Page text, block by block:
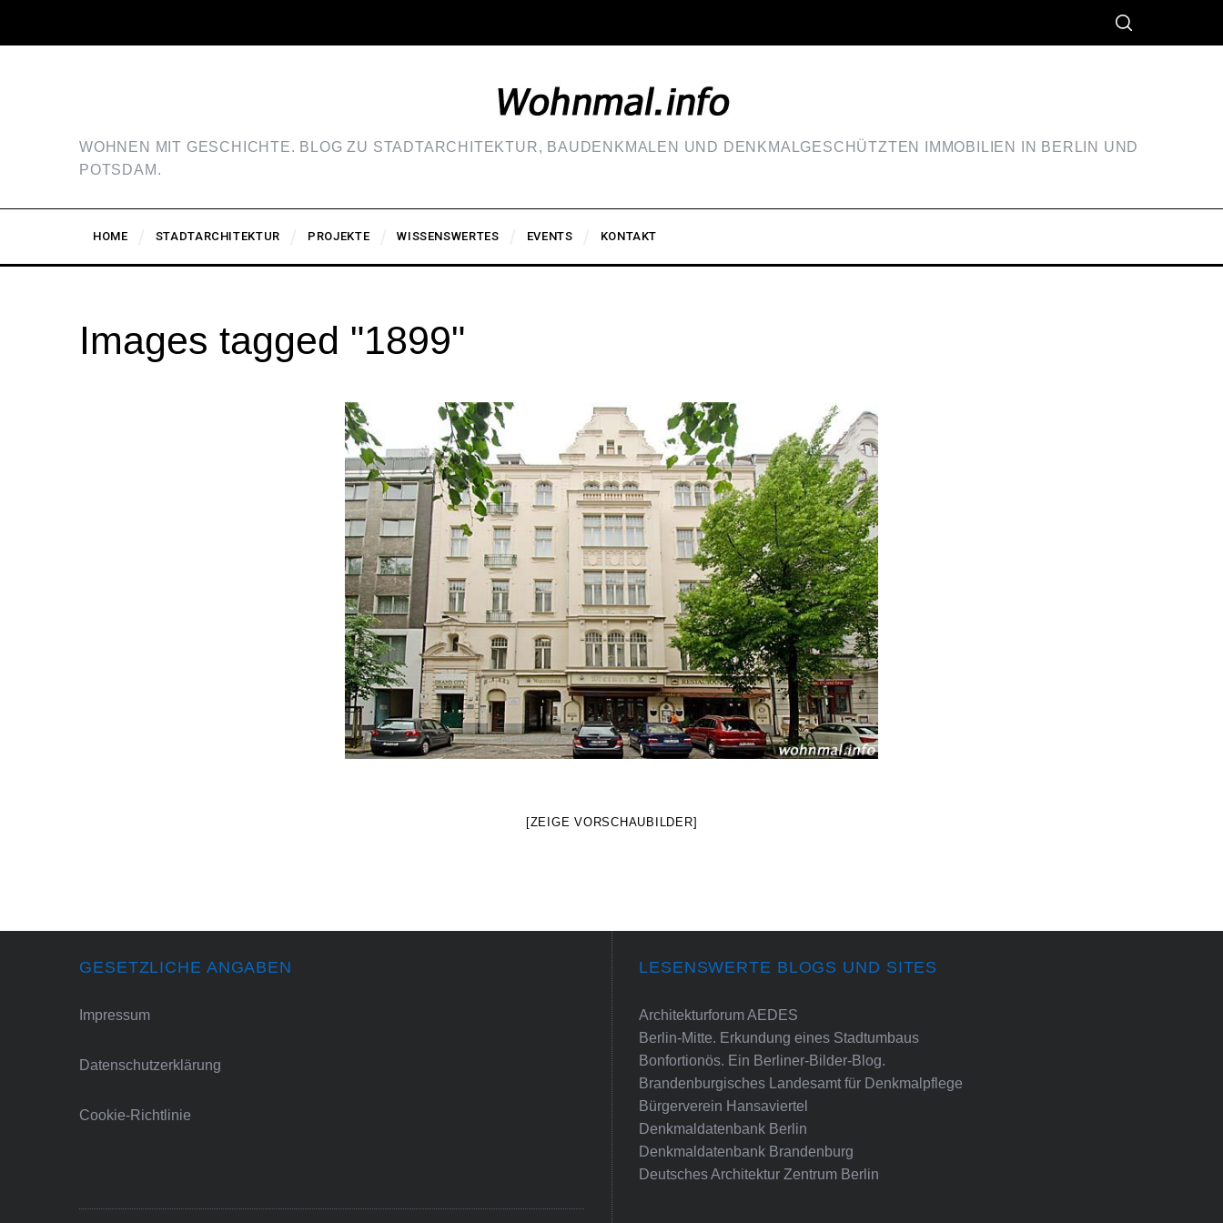
WOHNEN MIT GESCHICHTE. BLOG ZU STADTARCHITEKTUR, BAUDENKMALEN UND DENKMALGESCHÜTZTEN IMMOBILIEN IN BERLIN UND
POTSDAM.
HOME STADTARCHITEKTUR PROJEKTE WISSENSWERTES EVENTS KONTAKT
Images tagged "1899"
[ZEIGE VORSCHAUBILDER]
GESETZLICHE ANGABEN
Impressum
Datenschutzerklärung
Cookie-Richtlinie
LESENSWERTE BLOGS UND SITES
Architekturforum AEDES
Berlin-Mitte. Erkundung eines Stadtumbaus
Bonfortionös. Ein Berliner-Bilder-Blog.
Brandenburgisches Landesamt für Denkmalpflege
Bürgerverein Hansaviertel
Denkmaldatenbank Berlin
Denkmaldatenbank Brandenburg
Deutsches Architektur Zentrum Berlin